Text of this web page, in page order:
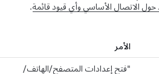
حول الاتصال الأساسي وأي قيود قائمة.
الأمر
"فتح إعدادات المتصفح/الهاتف/